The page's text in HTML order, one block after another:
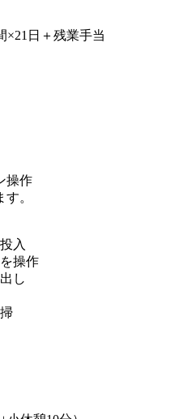
×21日＋残業手当
操作
。
入
操作
し